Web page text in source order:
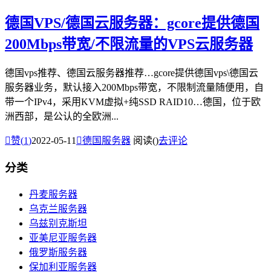
德国VPS/德国云服务器：gcore提供德国
200Mbps带宽/不限流量的VPS云服务器
德国vps推荐、德国云服务器推荐…gcore提供德国vps\德国云
服务器业务，默认接入200Mbps带宽，不限制流量随便用，自
带一个IPv4，采用KVM虚拟+纯SSD RAID10…德国，位于欧
洲西部，是公认的全欧洲...
赞(1)2022-05-11德国服务器 阅读()去评论
分类
丹麦服务器
乌克兰服务器
乌兹别克斯坦
亚美尼亚服务器
俄罗斯服务器
保加利亚服务器